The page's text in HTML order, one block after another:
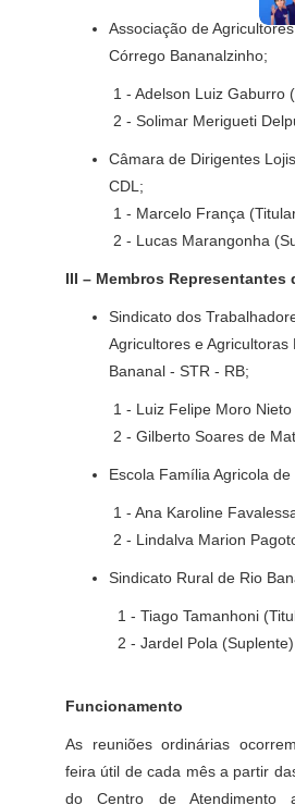
Associação de
Córrego Bananalzinho;
1 - Adelson Luiz Gaburro
2 - Solimar Merigueti
Câmara de Dirigentes
CDL;
1 - Marcelo França
2 - Lucas Marangonha
III – Membros
Sindicato dos
Agricultores e Agricultoras
Bananal - STR - RB;
1 - Luiz Felipe Moro Nieto
2 - Gilberto Soares de
Escola Família Agricola
1 - Ana Karoline Favalessa
2 - Lindalva Marion Pagoto
Sindicato Rural de Rio
1 - Tiago Tamanhoni
2 - Jardel Pola (Suplente)
Funcionamento
As reuniões ordinárias
feira útil de cada mês a partir
do Centro de Atendimento